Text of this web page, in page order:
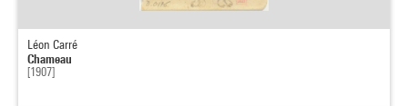
Léon Carré
Chameau
[1907]